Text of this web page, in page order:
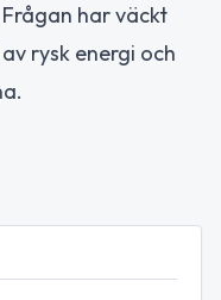
har väckt
rysk energi och